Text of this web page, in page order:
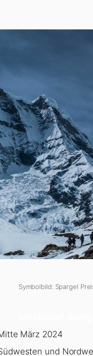
Symbolbild: Spargel
März 2024
und